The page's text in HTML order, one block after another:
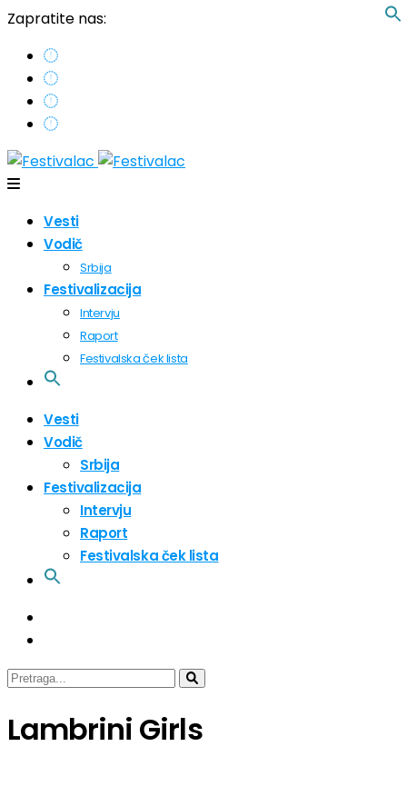
Zapratite nas:
Vesti
Vodič
Srbija
Festivalizacija
Intervju
Raport
Festivalska ček lista
Vesti
Vodič
Srbija
Festivalizacija
Intervju
Raport
Festivalska ček lista
Lambrini Girls